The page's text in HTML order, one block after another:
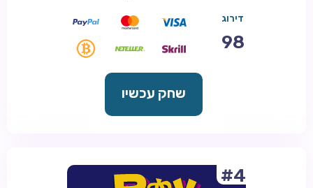
דירוג
98
שחק עכשיו
#4